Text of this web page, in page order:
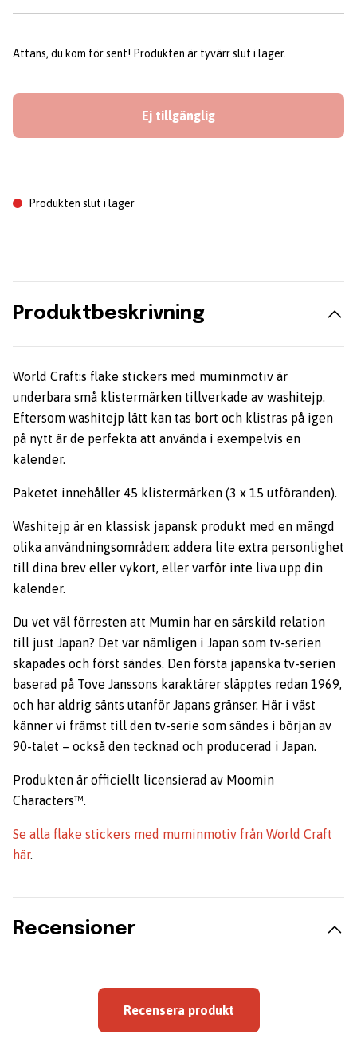
Attans, du kom för sent! Produkten är tyvärr slut i lager.
Ej tillgänglig
Produkten slut i lager
Produktbeskrivning
World Craft:s flake stickers med muminmotiv är
underbara små klistermärken tillverkade av washitejp.
Eftersom washitejp lätt kan tas bort och klistras på igen
på nytt är de perfekta att använda i exempelvis en
kalender.
Paketet innehåller 45 klistermärken (3 x 15 utföranden).
Washitejp är en klassisk japansk produkt med en mängd
olika användningsområden: addera lite extra personlighet
till dina brev eller vykort, eller varför inte liva upp din
kalender.
Du vet väl förresten att Mumin har en särskild relation
till just Japan? Det var nämligen i Japan som tv-serien
skapades och först sändes. Den första japanska tv-serien
baserad på Tove Janssons karaktärer släpptes redan 1969,
och har aldrig sänts utanför Japans gränser. Här i väst
känner vi främst till den tv-serie som sändes i början av
90-talet – också den tecknad och producerad i Japan.
Produkten är officiellt licensierad av Moomin
Characters™.
Se alla flake stickers med muminmotiv från World Craft
här.
Recensioner
Recensera produkt